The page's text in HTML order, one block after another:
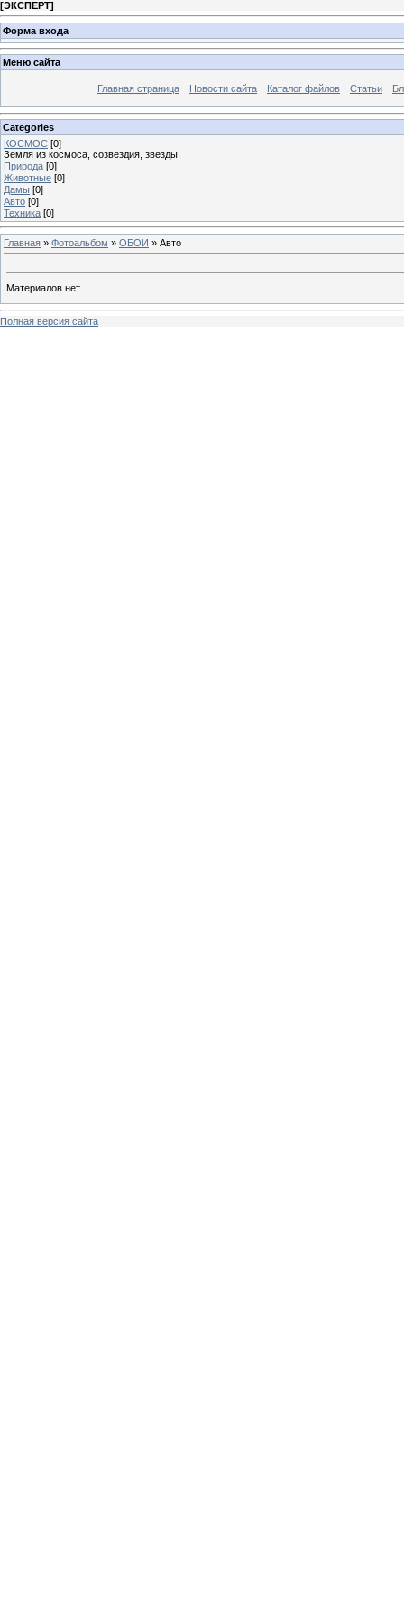
[ЭКСПЕРТ]
Форма входа
Меню сайта
Главная страница Новости сайта Каталог файлов Статьи
Categories
КОСМОС [0]
Земля из космоса, созвездия, звезды.
Природа [0]
Животные [0]
Дамы [0]
Авто [0]
Техника [0]
Главная » Фотоальбом » ОБОИ » Авто
Материалов нет
Полная версия сайта